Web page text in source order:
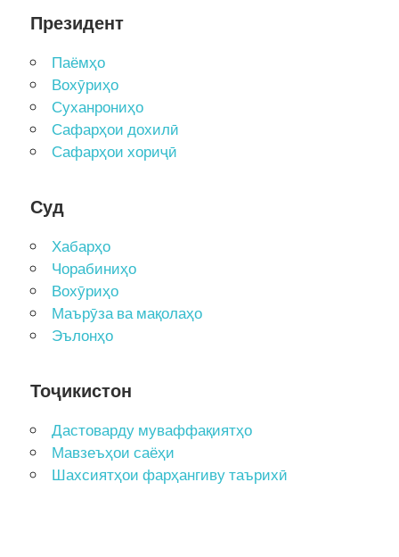
Президент
Паёмҳо
Вохӯриҳо
Суханрониҳо
Сафарҳои дохилӣ
Сафарҳои хориҷӣ
Суд
Хабарҳо
Чорабиниҳо
Вохӯриҳо
Маърӯза ва мақолаҳо
Эълонҳо
Тоҷикистон
Дастоварду муваффақиятҳо
Мавзеъҳои саёҳи
Шахсиятҳои фарҳангиву таърихӣ